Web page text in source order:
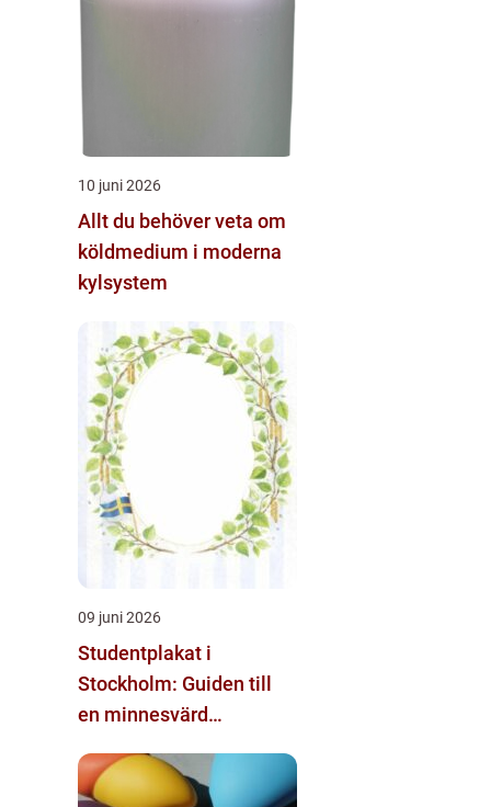
10 juni 2026
Allt du behöver veta om
köldmedium i moderna
kylsystem
09 juni 2026
Studentplakat i
Stockholm: Guiden till
en minnesvärd